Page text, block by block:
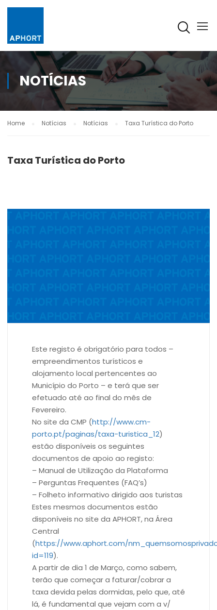
NOTÍCIAS
Home Notícias Notícias Taxa Turística do Porto
Taxa Turística do Porto
Este registo é obrigatório para todos –
empreendimentos turísticos e
alojamento local pertencentes ao
Município do Porto – e terá que ser
efetuado até ao final do mês de
Fevereiro.
No site da CMP (http://www.cm-
porto.pt/paginas/taxa-turistica_12)
estão disponíveis os seguintes
documentos de apoio ao registo:
– Manual de Utilização da Plataforma
– Perguntas Frequentes (FAQ’s)
– Folheto informativo dirigido aos turistas
Estes mesmos documentos estão
disponíveis no site da APHORT, na Área
Central
(https://www.aphort.com/
id=119).
A partir de dia 1 de Março, como sabem,
terão que começar a faturar/cobrar a
taxa devida pelas dormidas, pelo que, até
lá, é fundamental que vejam com a v/